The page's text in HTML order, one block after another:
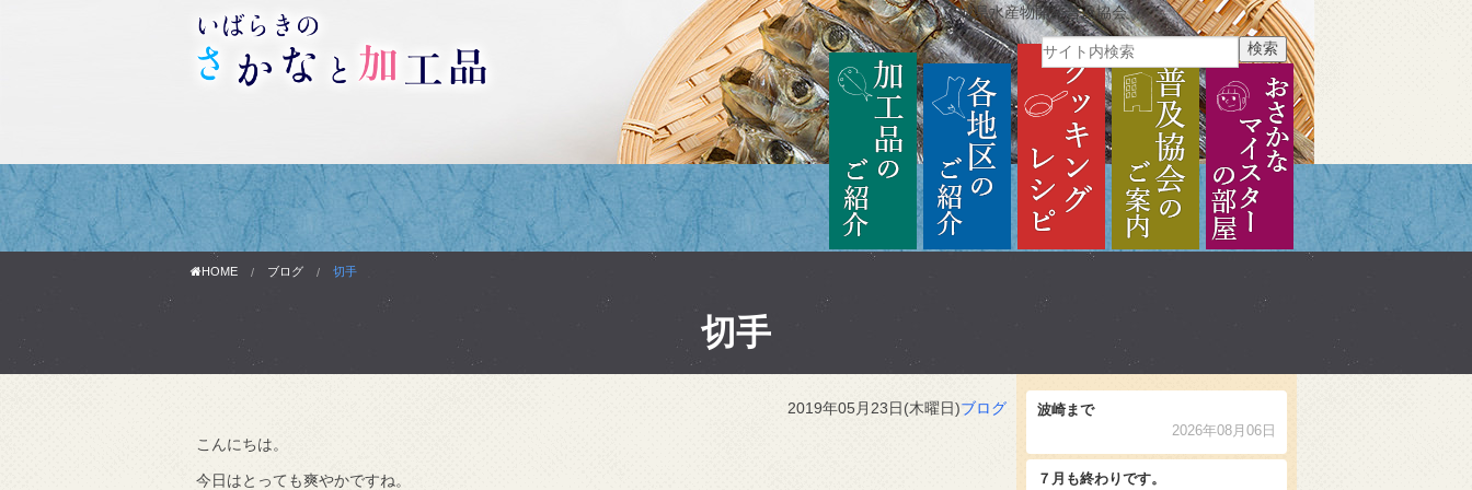
茨城県水産物開発普及協会
おさかなマイスターの部
普及協会のご案内
クッキングレシピ
各地区のご紹介
加工品のご紹介
HOME ブログ 切手
切手
2019年05月23日(木曜日)ブログ
こんにちは。
今日はとっても爽やかですね。
波崎まで
2026年08月06日
７月も終わりです。